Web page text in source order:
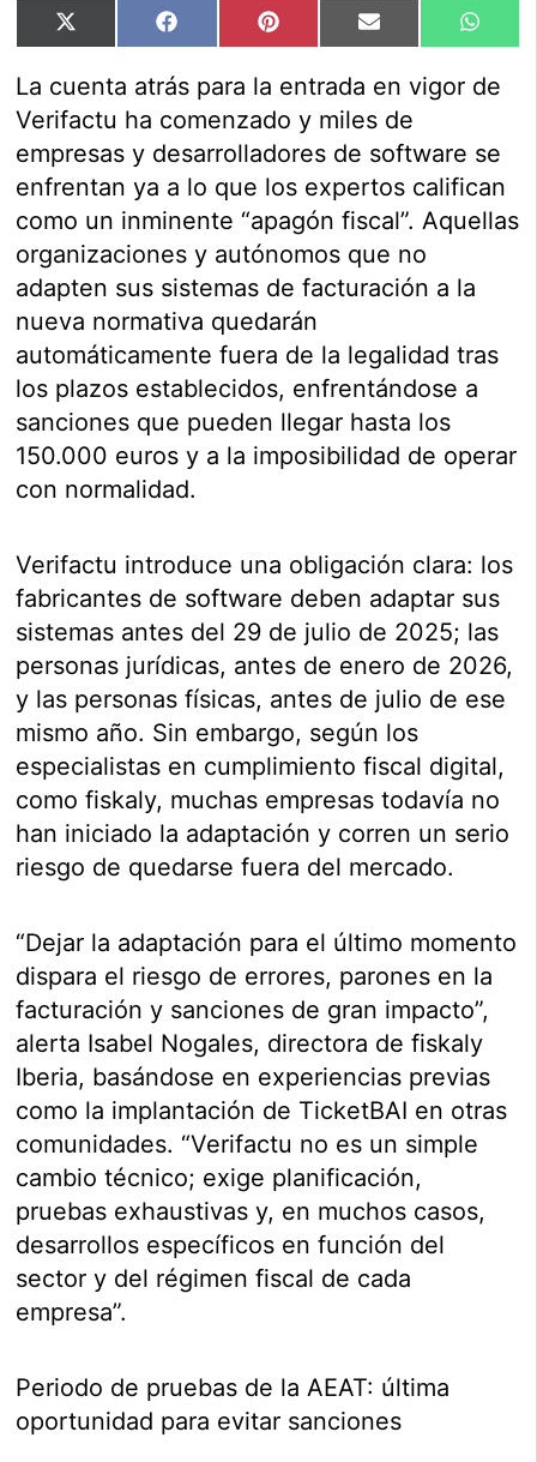
Compartir
en
X
(Twitter)
Compartir
en
Facebook Compartir
en
Pinterest Compartir
en
Email
en
La cuenta atrás para la entrada en vigor de
Verifactu ha comenzado y miles de
empresas y desarrolladores de software se
enfrentan ya a lo que los expertos califican
como un inminente “apagón fiscal”. Aquellas
organizaciones y autónomos que no
adapten sus sistemas de facturación a la
nueva normativa quedarán
automáticamente fuera de la legalidad tras
los plazos establecidos, enfrentándose a
sanciones que pueden llegar hasta los
150.000 euros y a la imposibilidad de operar
con normalidad.
Verifactu introduce una obligación clara: los
fabricantes de software deben adaptar sus
sistemas antes del 29 de julio de 2025; las
personas jurídicas, antes de enero de 2026,
y las personas físicas, antes de julio de ese
mismo año. Sin embargo, según los
especialistas en cumplimiento fiscal digital,
como fiskaly, muchas empresas todavía no
han iniciado la adaptación y corren un serio
riesgo de quedarse fuera del mercado.
“Dejar la adaptación para el último momento
dispara el riesgo de errores, parones en la
facturación y sanciones de gran impacto”,
alerta Isabel Nogales, directora de fiskaly
Iberia, basándose en experiencias previas
como la implantación de TicketBAI en otras
comunidades. “Verifactu no es un simple
cambio técnico; exige planificación,
pruebas exhaustivas y, en muchos casos,
desarrollos específicos en función del
sector y del régimen fiscal de cada
empresa”.
Periodo de pruebas de la AEAT: última
oportunidad para evitar sanciones